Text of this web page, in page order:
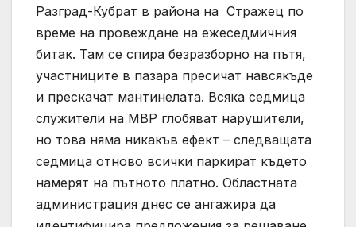
Разград-Кубрат в района на Стражец по
време на провеждане на ежеседмичния
битак. Там се спира безразборно на пътя,
участниците в пазара пресичат навсякъде
и прескачат мантинелата. Всяка седмица
служители на МВР глобяват нарушители,
но това няма никакъв ефект – следващата
седмица отново всички паркират където
намерят на пътното платно. Областната
администрация днес се ангажира да